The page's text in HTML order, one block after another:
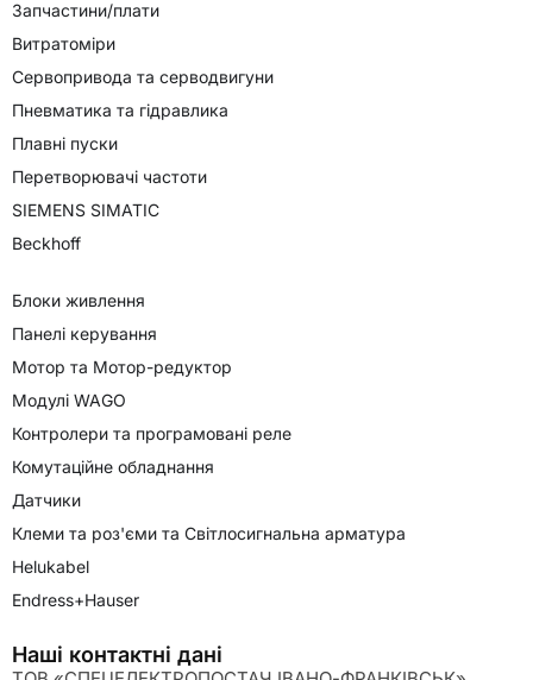
Запчастини/плати
Витратоміри
Сервопривода та серводвигуни
Пневматика та гідравлика
Плавні пуски
Перетворювачі частоти
SIEMENS SIMATIC
Beckhoff
Блоки живлення
Панелі керування
Мотор та Мотор-редуктор
Модулі WAGO
Контролери та програмовані реле
Комутаційне обладнання
Датчики
Клеми та роз'єми та Світлосигнальна арматура
Helukabel
Endress+Hauser
Наші контактні дані